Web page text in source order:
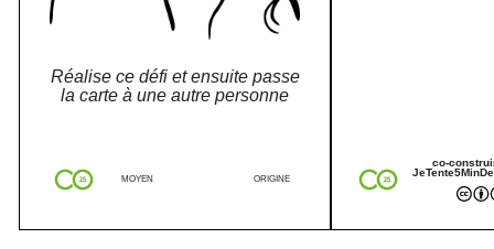
Réalise ce défi et ensuite passe
la carte à une autre personne
MOYEN ORIGINE
co-